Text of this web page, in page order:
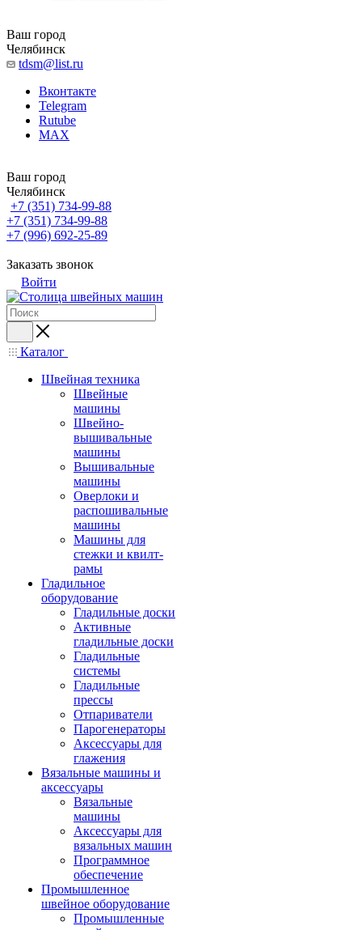
Ваш город
Челябинск
tdsm@list.ru
Вконтакте
Telegram
Rutube
MAX
Ваш город
Челябинск
+7 (351) 734-99-88
+7 (351) 734-99-88
+7 (996) 692-25-89
Заказать звонок
Войти
Каталог
Швейная техника
Швейные
машины
Швейно-
вышивальные
машины
Вышивальные
машины
Оверлоки и
распошивальные
машины
Машины для
стежки и квилт-
рамы
Гладильное
оборудование
Гладильные доски
Активные
гладильные доски
Гладильные
системы
Гладильные
прессы
Отпариватели
Парогенераторы
Аксессуары для
глажения
Вязальные машины и
аксессуары
Вязальные
машины
Аксессуары для
вязальных машин
Программное
обеспечение
Промышленное
швейное оборудование
Промышленные